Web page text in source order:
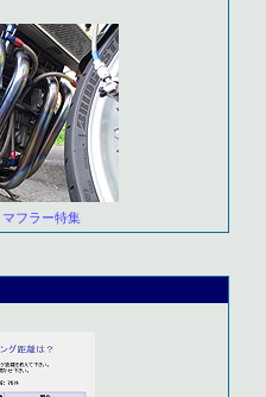
フラー特集